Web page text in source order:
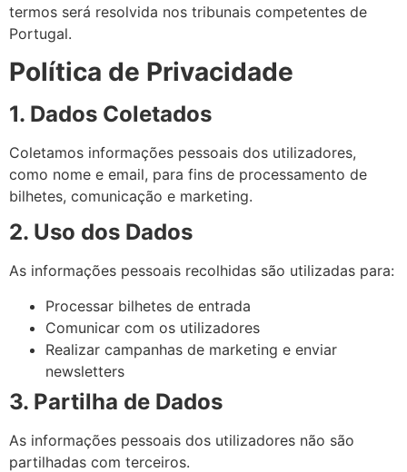
termos será resolvida nos tribunais competentes de
Portugal.
Política de Privacidade
1. Dados Coletados
Coletamos informações pessoais dos utilizadores,
como nome e email, para fins de processamento de
bilhetes, comunicação e marketing.
2. Uso dos Dados
As informações pessoais recolhidas são utilizadas para:
Processar bilhetes de entrada
Comunicar com os utilizadores
Realizar campanhas de marketing e enviar
newsletters
3. Partilha de Dados
As informações pessoais dos utilizadores não são
partilhadas com terceiros.